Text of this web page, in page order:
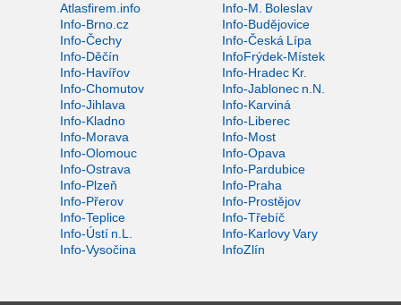
Atlasfirem.info
Info-M. Boleslav
Info-Brno.cz
Info-Budějovice
Info-Čechy
Info-Česká Lípa
Info-Děčín
InfoFrýdek-Místek
Info-Havířov
Info-Hradec Kr.
Info-Chomutov
Info-Jablonec n.N.
Info-Jihlava
Info-Karviná
Info-Kladno
Info-Liberec
Info-Morava
Info-Most
Info-Olomouc
Info-Opava
Info-Ostrava
Info-Pardubice
Info-Plzeň
Info-Praha
Info-Přerov
Info-Prostějov
Info-Teplice
Info-Třebíč
Info-Ústí n.L.
Info-Karlovy Vary
Info-Vysočina
InfoZlín